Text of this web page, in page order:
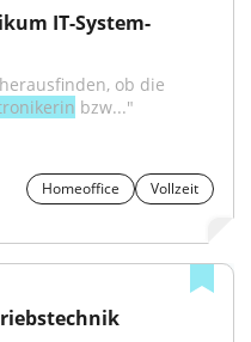
IT-System-
ob die
bzw..."
Homeoffice
Vollzeit